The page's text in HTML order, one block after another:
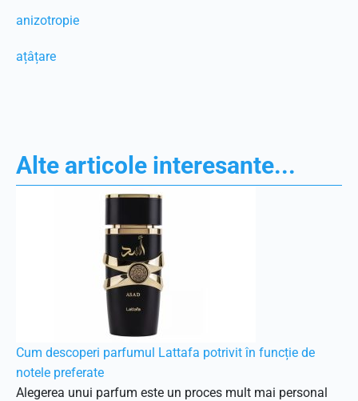
anizotropie
ațâțare
Alte articole interesante...
Cum descoperi parfumul Lattafa potrivit în funcție de
notele preferate
Alegerea unui parfum este un proces mult mai personal